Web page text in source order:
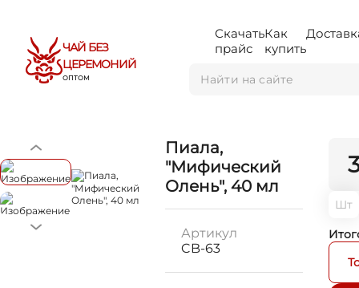
ЧАЙ БЕЗ
ЦЕРЕМОНИЙ
ОПТОМ
Скачать
прайс
Как
купить
Пиала,
"Мифический
Олень", 40 мл
Артикул
CB-63
Шт